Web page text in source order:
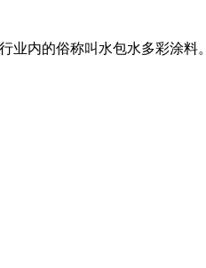
业内的俗称叫水包水多彩涂料。